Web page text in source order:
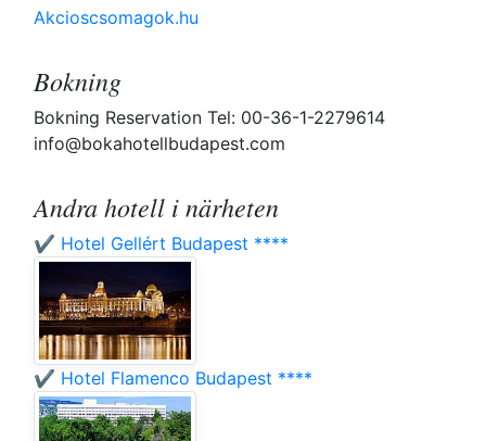
Akcioscsomagok.hu
Bokning
Bokning Reservation Tel: 00-36-1-2279614
info@bokahotellbudapest.com
Andra hotell i närheten
✔️ Hotel Gellért Budapest ****
✔️ Hotel Flamenco Budapest ****